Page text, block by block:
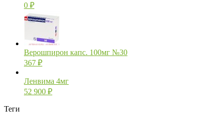
0 ₽
Верошпирон капс. 100мг №30
367 ₽
Ленвима 4мг
52 900 ₽
Теги